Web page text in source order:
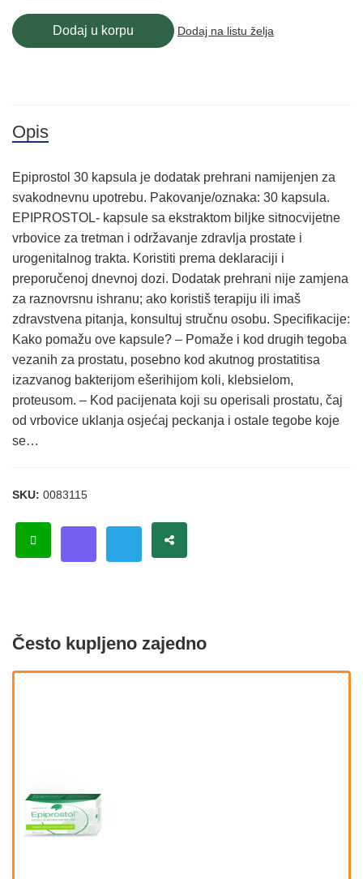
Dodaj u korpu Dodaj na listu želja
Opis
Epiprostol 30 kapsula je dodatak prehrani namijenjen za
svakodnevnu upotrebu. Pakovanje/oznaka: 30 kapsula.
EPIPROSTOL- kapsule sa ekstraktom biljke sitnocvijetne
vrbovice za tretman i održavanje zdravlja prostate i
urogenitalnog trakta. Koristiti prema deklaraciji i
preporučenoj dnevnoj dozi. Dodatak prehrani nije zamjena
za raznovrsnu ishranu; ako koristiš terapiju ili imaš
zdravstvena pitanja, konsultuj stručnu osobu. Specifikacije:
Kako pomažu ove kapsule? – Pomaže i kod drugih tegoba
vezanih za prostatu, posebno kod akutnog prostatitisa
izazvanog bakterijom ešerihijom koli, klebsielom,
proteusom. – Kod pacijenata koji su operisali prostatu, čaj
od vrbovice uklanja osjećaj peckanja i ostale tegobe koje
se…
SKU: 0083115
Često kupljeno zajedno